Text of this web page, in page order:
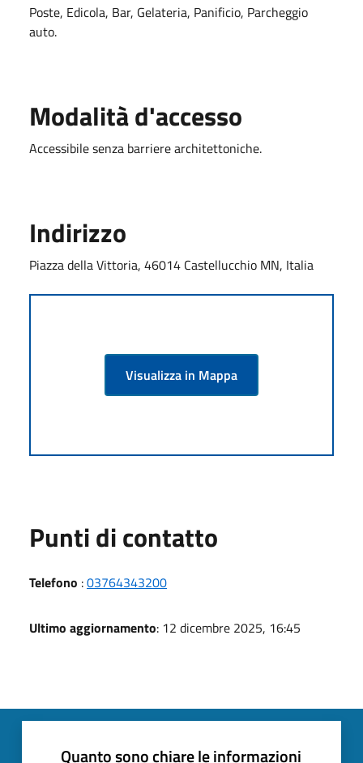
Poste, Edicola, Bar, Gelateria, Panificio, Parcheggio
auto.
Modalità d'accesso
Accessibile senza barriere architettoniche.
Indirizzo
Piazza della Vittoria, 46014 Castellucchio MN, Italia
Visualizza in Mappa
Punti di contatto
Telefono :03764343200
Ultimo aggiornamento: 12 dicembre 2025, 16:45
Quanto sono chiare le informazioni